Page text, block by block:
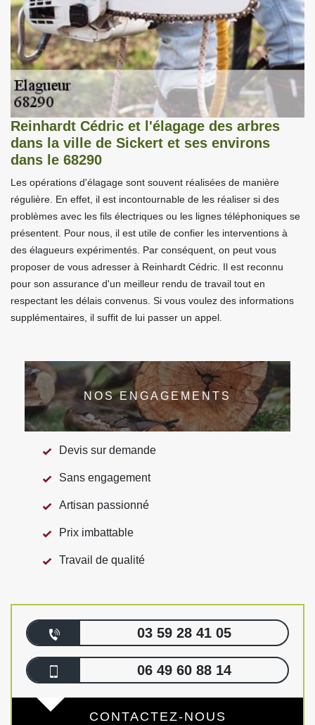
Reinhardt Cédric et l'élagage des arbres
dans la ville de Sickert et ses environs
dans le 68290
Les opérations d'élagage sont souvent réalisées de manière
régulière. En effet, il est incontournable de les réaliser si des
problèmes avec les fils électriques ou les lignes téléphoniques se
présentent. Pour nous, il est utile de confier les interventions à
des élagueurs expérimentés. Par conséquent, on peut vous
proposer de vous adresser à Reinhardt Cédric. Il est reconnu
pour son assurance d'un meilleur rendu de travail tout en
respectant les délais convenus. Si vous voulez des informations
supplémentaires, il suffit de lui passer un appel.
NOS ENGAGEMENTS
Devis sur demande
Sans engagement
Artisan passionné
Prix imbattable
Travail de qualité
03 59 28 41 05
06 49 60 88 14
CONTACTEZ-NOUS